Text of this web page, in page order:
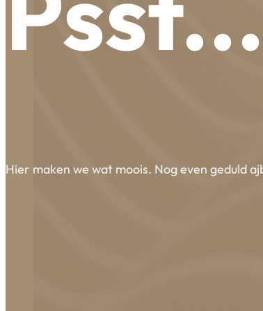
Hier maken we wat moois. Nog even geduld